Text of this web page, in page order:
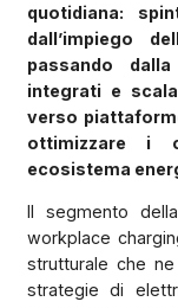
quotidiana:
dall’impiego
passando
integrati e
verso
ottimizzare i
ecosistema
Il segmento
workplace
strutturale che
strategie di